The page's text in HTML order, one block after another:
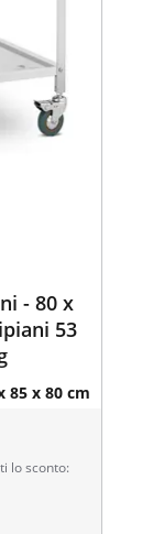
- 80 x
53
85 x 80 cm
lo sconto: